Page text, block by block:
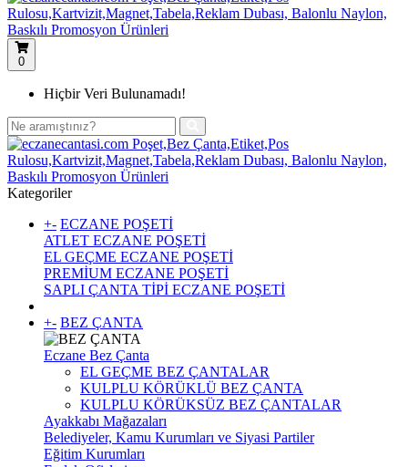
0
Hiçbir Veri Bulunamadı!
Kategoriler
+- ECZANE POŞETİ
ATLET ECZANE POŞETİ
EL GEÇME ECZANE POŞETİ
PREMİUM ECZANE POŞETİ
SAPLI ÇANTA TİPİ ECZANE POŞETİ
+- BEZ ÇANTA
Eczane Bez Çanta
EL GEÇME BEZ ÇANTALAR
KULPLU KÖRÜKLÜ BEZ ÇANTA
KULPLU KÖRÜKSÜZ BEZ ÇANTALAR
Ayakkabı Mağazaları
Belediyeler, Kamu Kurumları ve Siyasi Partiler
Eğitim Kurumları